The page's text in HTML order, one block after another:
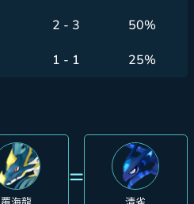
2 - 3 50%
1 - 1 25%
=